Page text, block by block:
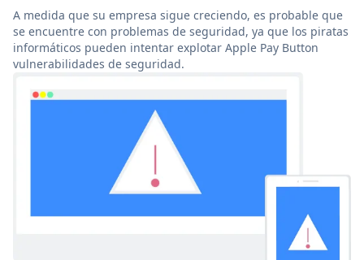
A medida que su empresa sigue creciendo, es probable que
se encuentre con problemas de seguridad, ya que los piratas
informáticos pueden intentar explotar Apple Pay Button
vulnerabilidades de seguridad.